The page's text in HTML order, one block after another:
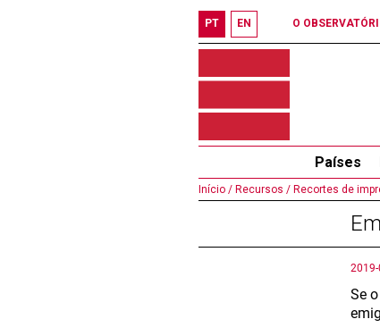
PT EN O
Países
Início / Recursos / Recortes de
Se